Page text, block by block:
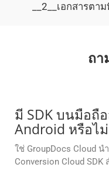
__2__เอกสารตา
ถา
มี SDK บนมือถื
Android หรือไม่
ใช่ GroupDocs Cloud น
Conversion Cloud